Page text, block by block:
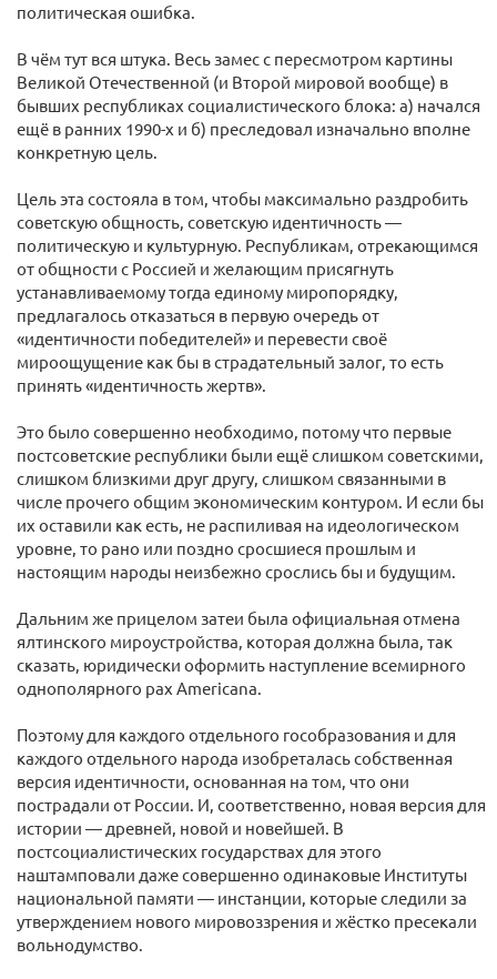
политическая ошибка.
В чём тут вся штука. Весь замес с пересмотром картины
Великой Отечественной (и Второй мировой вообще) в
бывших республиках социалистического блока: а) начался
ещё в ранних 1990-х и б) преследовал изначально вполне
конкретную цель.
Цель эта состояла в том, чтобы максимально раздробить
советскую общность, советскую идентичность —
политическую и культурную. Республикам, отрекающимся
от общности с Россией и желающим присягнуть
устанавливаемому тогда единому миропорядку,
предлагалось отказаться в первую очередь от
«идентичности победителей» и перевести своё
мироощущение как бы в страдательный залог, то есть
принять «идентичность жертв».
Это было совершенно необходимо, потому что первые
постсоветские республики были ещё слишком советскими,
слишком близкими друг другу, слишком связанными в
числе прочего общим экономическим контуром. И если бы
их оставили как есть, не распиливая на идеологическом
уровне, то рано или поздно сросшиеся прошлым и
настоящим народы неизбежно срослись бы и будущим.
Дальним же прицелом затеи была официальная отмена
ялтинского мироустройства, которая должна была, так
сказать, юридически оформить наступление всемирного
однополярного pax Americana.
Поэтому для каждого отдельного гособразования и для
каждого отдельного народа изобреталась собственная
версия идентичности, основанная на том, что они
пострадали от России. И, соответственно, новая версия для
истории — древней, новой и новейшей. В
постсоциалистических государствах для этого
наштамповали даже совершенно одинаковые Институты
национальной памяти — инстанции, которые следили за
утверждением нового мировоззрения и жёстко пресекали
вольнодумство.